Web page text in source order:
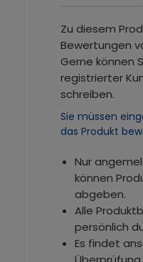
Zu diesem
Bewertungen
Gerne können
registrierter
schreiben.
Sie müssen
das Produkt
Nur
können
abgeben.
Alle
persönlich
Es findet